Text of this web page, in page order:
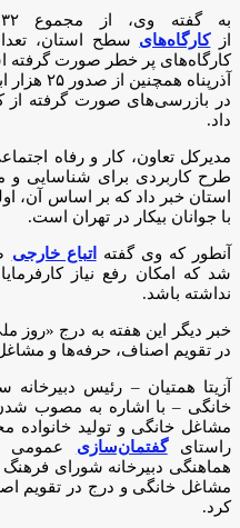
ازکارگاه‌های
کارگاه‌های پر خطر صورت گرفته
آذرپناه
در بازرسی‌های صورت گرفته از
داد.
مدیرکل تعاون، کار و رفاه
طرح کاربردی برای شناسایی
استان خبر داد که بر اساس آن،
با جوانان بیکار در تهران است.
آنطور که وی گفته اتباع خارجی
شد که امکان رفع نیاز
نداشته باشد.
خبر دیگر این هفته به درج «روز
در تقویم اصناف، حرفه‌ها و
آزیتا همتیان – رئیس
مشاغل خانگی و تولید خانواده
راستایگفتمان‌سازی عمومی
هماهنگی دبیرخانه شورای
مشاغل خانگی و درج در تقویم
کرد.